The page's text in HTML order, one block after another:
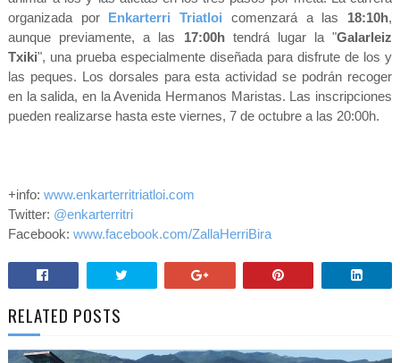
organizada por Enkarterri Triatloi comenzará a las 18:10h,
aunque previamente, a las 17:00htendrá lugar la "Galarleiz
Txiki", una prueba especialmente diseñada para disfrute de los y
las peques. Los dorsales para esta actividad se podrán recoger
en la salida, en la Avenida Hermanos Maristas. Las inscripciones
pueden realizarse hasta este viernes, 7 de octubre a las 20:00h.
+info: www.enkarterritriatloi.com
Twitter: @enkarterritri
Facebook: www.facebook.com/ZallaHerriBira
RELATED POSTS